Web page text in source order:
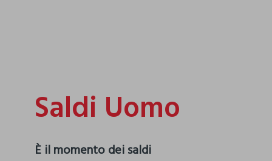
Saldi Uomo
È il momento dei saldi